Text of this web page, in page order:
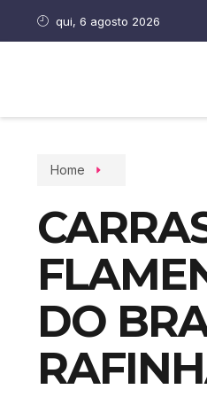
qui, 6 agosto 2026
Home
DO